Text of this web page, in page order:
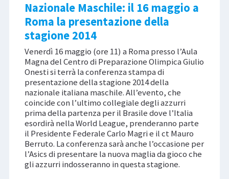
Nazionale Maschile: il 16 maggio a
Roma la presentazione della
stagione 2014
Venerdì 16 maggio (ore 11) a Roma presso l’Aula
Magna del Centro di Preparazione Olimpica Giulio
Onesti si terrà la conferenza stampa di
presentazione della stagione 2014 della
nazionale italiana maschile. All’evento, che
coincide con l’ultimo collegiale degli azzurri
prima della partenza per il Brasile dove l’Italia
esordirà nella World League, prenderanno parte
il Presidente Federale Carlo Magri e il ct Mauro
Berruto. La conferenza sarà anche l’occasione per
l’Asics di presentare la nuova maglia da gioco che
gli azzurri indosseranno in questa stagione.